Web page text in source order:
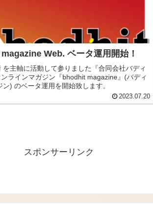
Web. ベータ運用開始！
を主軸に活動して参りました『合同会社バディ
ラインマガジン『bhodhit magazine』(バディ
ン) のベータ運用を開始致します。
2023.07.20
スポンサーリンク